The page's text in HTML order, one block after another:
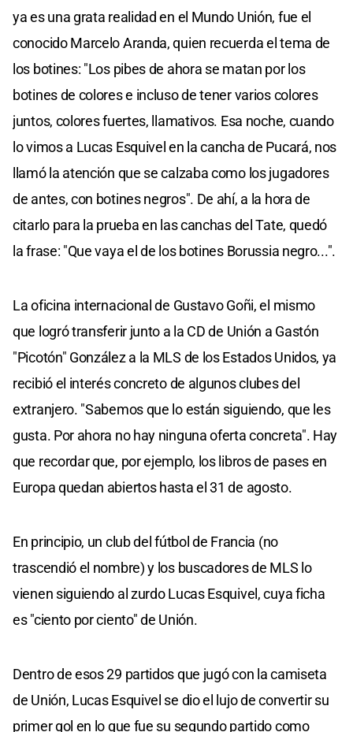
ya es una grata realidad en el Mundo Unión, fue el
conocido Marcelo Aranda, quien recuerda el tema de
los botines: "Los pibes de ahora se matan por los
botines de colores e incluso de tener varios colores
juntos, colores fuertes, llamativos. Esa noche, cuando
lo vimos a Lucas Esquivel en la cancha de Pucará, nos
llamó la atención que se calzaba como los jugadores
de antes, con botines negros". De ahí, a la hora de
citarlo para la prueba en las canchas del Tate, quedó
la frase: "Que vaya el de los botines Borussia negro...".
La oficina internacional de Gustavo Goñi, el mismo
que logró transferir junto a la CD de Unión a Gastón
"Picotón" González a la MLS de los Estados Unidos, ya
recibió el interés concreto de algunos clubes del
extranjero. "Sabemos que lo están siguiendo, que les
gusta. Por ahora no hay ninguna oferta concreta". Hay
que recordar que, por ejemplo, los libros de pases en
Europa quedan abiertos hasta el 31 de agosto.
En principio, un club del fútbol de Francia (no
trascendió el nombre) y los buscadores de MLS lo
vienen siguiendo al zurdo Lucas Esquivel, cuya ficha
es "ciento por ciento" de Unión.
Dentro de esos 29 partidos que jugó con la camiseta
de Unión, Lucas Esquivel se dio el lujo de convertir su
primer gol en lo que fue su segundo partido como